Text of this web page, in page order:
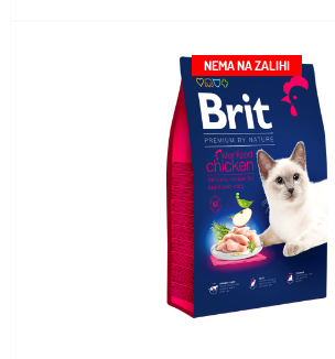
NEMA NA ZALIHI